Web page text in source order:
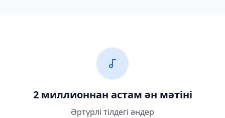
2 миллионнан астам ән мәтіні
Әртүрлі тілдегі әндер